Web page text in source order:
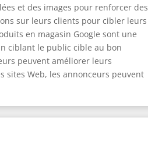
et des images pour renforcer des
sur leurs clients pour cibler leurs
en magasin Google sont une
ciblant le public cible au bon
peuvent améliorer leurs
sites Web, les annonceurs peuvent